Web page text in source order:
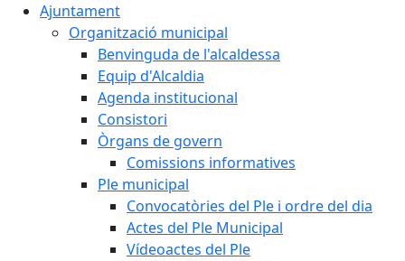
Ajuntament
Organització municipal
Benvinguda de l'alcaldessa
Equip d'Alcaldia
Agenda institucional
Consistori
Òrgans de govern
Comissions informatives
Ple municipal
Convocatòries del Ple i ordre del dia
Actes del Ple Municipal
Vídeoactes del Ple